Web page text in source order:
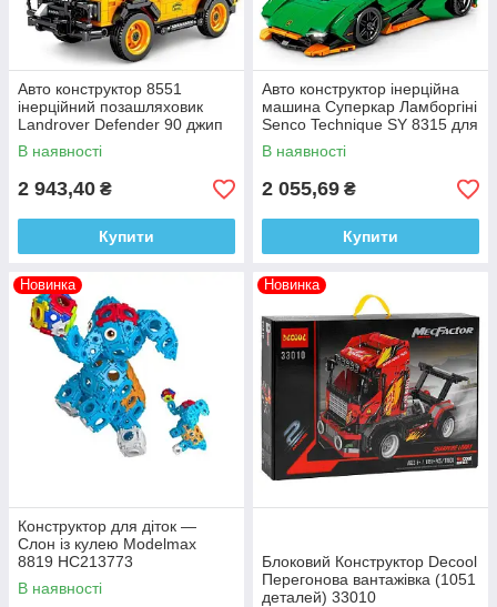
Авто конструктор 8551
інерційний позашляховик
Landrover Defender 90 джип
для хлопчиків від 6 років
В наявності
2 943,40 ₴
Купити
Авто конструктор інерційна
машина Суперкар Ламборгіні
Senco Technique SY 8315 для
хлопчиків від 6 років
В наявності
2 055,69 ₴
Купити
Новинка
Конструктор для діток —
Слон із кулею Modelmax
8819 HC213773
В наявності
Новинка
Блоковий Конструктор Decool
Перегонова вантажівка (1051
деталей) 33010